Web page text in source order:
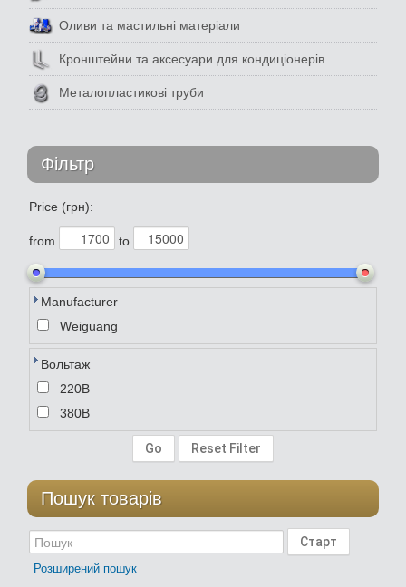
Оливи та мастильні матеріали
Кронштейни та аксесуари для кондиціонерів
Металопластикові труби
Фільтр
Price (грн):
from to
Manufacturer
Weiguang
Вольтаж
220В
380В
Пошук товарів
Розширений пошук